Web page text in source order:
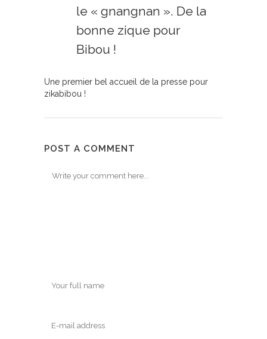
le « gnangnan ». De la
bonne zique pour
Bibou !
Une premier bel accueil de la presse pour
zikabibou !
POST A COMMENT